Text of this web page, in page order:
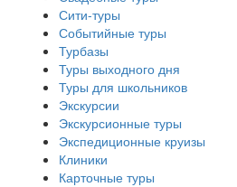
Сити-туры
Событийные туры
Турбазы
Туры выходного дня
Туры для школьников
Экскурсии
Экскурсионные туры
Экспедиционные круизы
Клиники
Карточные туры